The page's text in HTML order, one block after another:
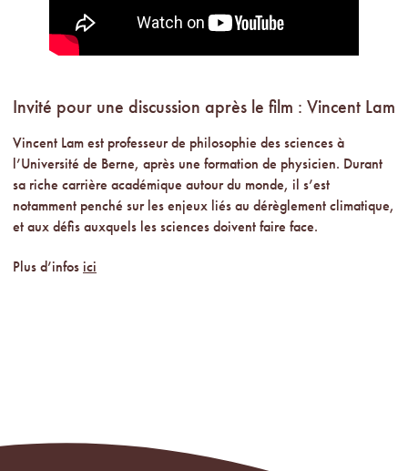
Invité pour une discussion après le film : Vincent Lam
Vincent Lam est professeur de philosophie des sciences à
l’Université de Berne, après une formation de physicien. Durant
sa riche carrière académique autour du monde, il s’est
notamment penché sur les enjeux liés au dérèglement climatique,
et aux défis auxquels les sciences doivent faire face.
Plus d’infos ici